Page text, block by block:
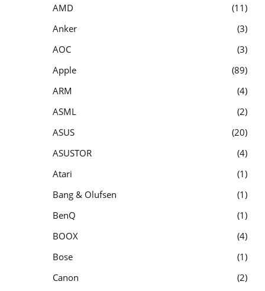
AMD
11
Anker
3
AOC
3
Apple
89
ARM
4
ASML
2
ASUS
20
ASUSTOR
4
Atari
1
Bang & Olufsen
1
BenQ
1
BOOX
4
Bose
1
Canon
2